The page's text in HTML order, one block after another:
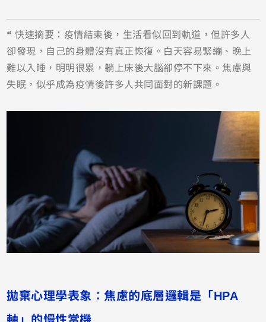
❝ 快速摘要：疫情結束後，生活看似回到軌道，但許多人
卻發現，自己的身體沒有真正恢復。白天容易緊繃、晚上
難以入睡，明明很累，躺上床後大腦卻停不下來。焦慮與
失眠，似乎成為疫情後許多人共同面對的新課題。
拋棄心理學表象：焦慮的底層邏輯是「HPA